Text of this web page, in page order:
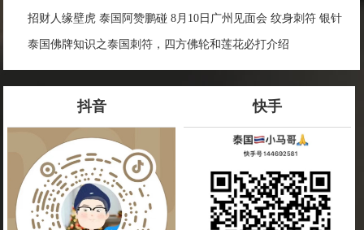
经文刺符 刺青 传统纹身 定制各类事项
招财人缘壁虎 泰国阿赞鹏碰 8月10日广州见面会 纹身刺符 银针
刺符 经文刺符 刺青 传统纹身 定制各类事项
泰国佛牌知识之泰国刺符，四方佛轮和莲花必打介绍
抖音 快手